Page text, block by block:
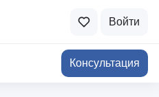
Войти
Консультация